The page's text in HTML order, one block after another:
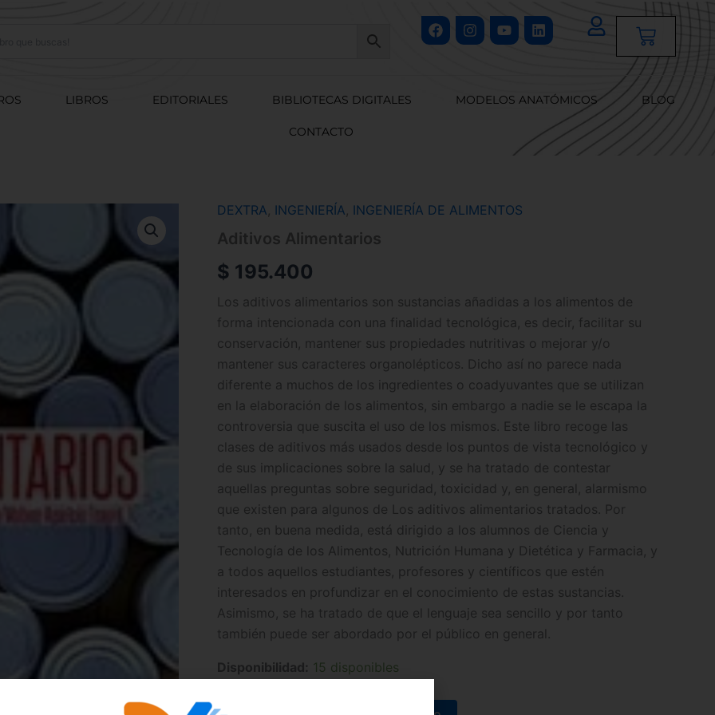
FacebookInstagram
YoutubeLinkedin
Cart
LIBROS EDITORIALES BIBLIOTECAS DIGITALES MODELOS ANATÓMICOS BLOG
CONTACTO
DEXTRA, INGENIERÍA, INGENIERÍA DE ALIMENTOS
Aditivos Alimentarios
$ 195.400
Los aditivos alimentarios son sustancias añadidas a los alimentos de
forma intencionada con una finalidad tecnológica, es decir, facilitar su
conservación, mantener sus propiedades nutritivas o mejorar y/o
mantener sus caracteres organolépticos. Dicho así no parece nada
diferente a muchos de los ingredientes o coadyuvantes que se utilizan
en la elaboración de los alimentos, sin embargo a nadie se le escapa la
controversia que suscita el uso de los mismos. Este libro recoge las
clases de aditivos más usados desde los puntos de vista tecnológico y
de sus implicaciones sobre la salud, y se ha tratado de contestar
aquellas preguntas sobre seguridad, toxicidad y, en general, alarmismo
que existen para algunos de Los aditivos alimentarios tratados. Por
tanto, en buena medida, está dirigido a los alumnos de Ciencia y
Tecnología de los Alimentos, Nutrición Humana y Dietética y Farmacia, y
a todos aquellos estudiantes, profesores y científicos que estén
interesados en profundizar en el conocimiento de estas sustancias.
Asimismo, se ha tratado de que el lenguaje sea sencillo y por tanto
también puede ser abordado por el público en general.
Disponibilidad: 15 disponibles
Aditivos
cantidad